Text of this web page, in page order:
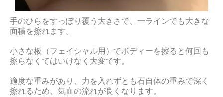
手のひらをすっぽり覆う大きさで、一ラインでも大きな
面積を擦れます。
小さな板（フェイシャル用）でボディーを擦ると何回も
擦らなくてはいけなく大変です。
適度な重みがあり、力を入れずとも石自体の重みで深く
擦れるため、気血の流れが良くなります。